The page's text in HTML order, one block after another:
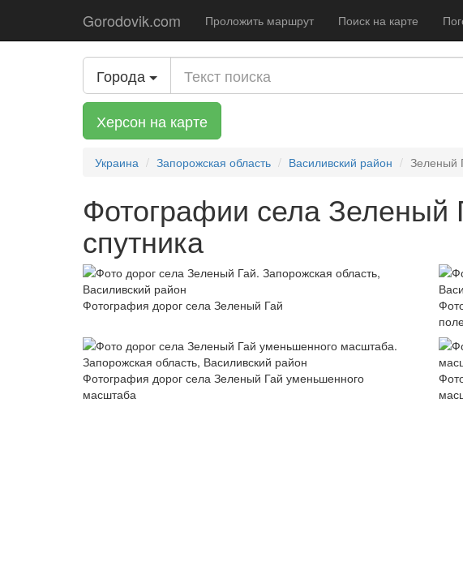
Gorodovik.com Проложить маршрут Поиск на карте
Города
Херсон на карте
Украина Запорожская область Василивский район Зеленый
Фотографии села Зеленый
спутника
Фотография дорог села Зеленый Гай
Фотография дорог села Зеленый Гай уменьшенного
масштаба